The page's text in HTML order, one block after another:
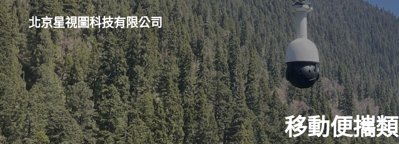
北京星視圖科技有限公司
移動便攜類